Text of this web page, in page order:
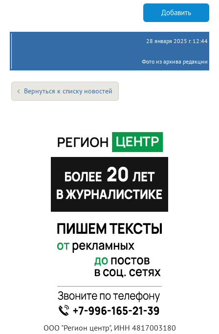
Добавить
28 января 2025 г. 12:44
Фото из архива редакции
Вернуться к списку новостей
ООО "Регион центр", ИНН 4817003180